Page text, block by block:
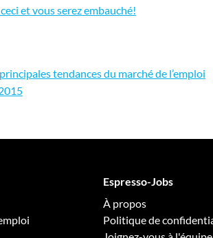
et vous serez embauché!
tendances du marché de l’emploi
Espresso-Jobs
À propos
Politique de